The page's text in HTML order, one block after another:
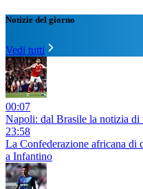
Notizie del giorno
Vedi tutti
00:07
Napoli: dal Brasile la notizia di
23:58
La Confederazione africana di
a Infantino